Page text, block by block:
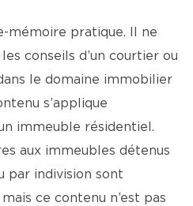
mémoire pratique. Il ne
conseils d’un courtier ou
le domaine immobilier
s’applique
immeuble résidentiel.
aux immeubles détenus
par indivision sont
ce contenu n’est pas